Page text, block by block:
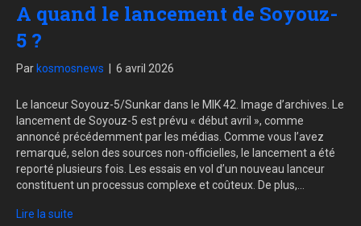
A quand le lancement de Soyouz-
5 ?
Par kosmosnews 6 avril 2026
Le lanceur Soyouz-5/Sunkar dans le MIK 42. Image d’archives. Le
lancement de Soyouz-5 est prévu « début avril », comme
annoncé précédemment par les médias. Comme vous l’avez
remarqué, selon des sources non-officielles, le lancement a été
reporté plusieurs fois. Les essais en vol d’un nouveau lanceur
constituent un processus complexe et coûteux. De plus,…
Lire la suite